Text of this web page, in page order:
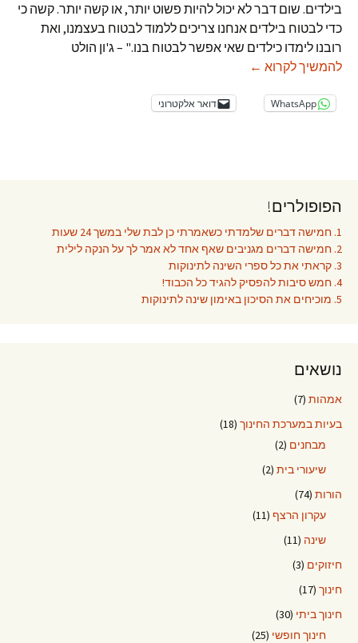
בילדים. שום דבר לא יכול להיות פשוט יותר, או קשה יותר. קשה כי
כדי לבטוח בילדים אנחנו צריכים ללמוד לבטוח בעצמנו, ואת
רובנו לימדו כילדים שאי אפשר לבטוח בנו." – ג'ון הולט
להמשיך לקרוא 50 ציטוטים על חינוך
←
WhatsApp דואר אלקטרוני
הפופולרים!
1. חמישה דברים שלמדתי כשאמרתי כן לבת שלי במשך 24 שעות
2. חמישה דברים מגניבים שאף אחד לא אמר לך על הנקה לילית
3. קראתי את כל ספרי השינה לתינוקות
4. חמש סיבות להפסיק להגיד כל הכבוד!
5. מוכיחים את הסיכון באימון שינה לתינוקות
נושאים
אמהות (7)
בעיות במערכת החינוך (18)
מבחנים (2)
שיעורי בית (2)
הורות (74)
עקרון הרצף (11)
שינה (11)
חיזוקים (3)
חינוך (17)
חינוך ביתי (30)
חינוך חופשי (25)